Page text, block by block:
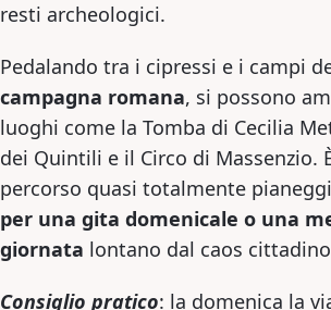
resti archeologici.
Pedalando tra i cipressi e i campi
campagna romana, si possono
luoghi come la Tomba di Cecilia
dei Quintili e il Circo di Massenzio.
percorso quasi totalmente
per una gita domenicale o una
giornata lontano dal caos
Consiglio pratico: la domenica la